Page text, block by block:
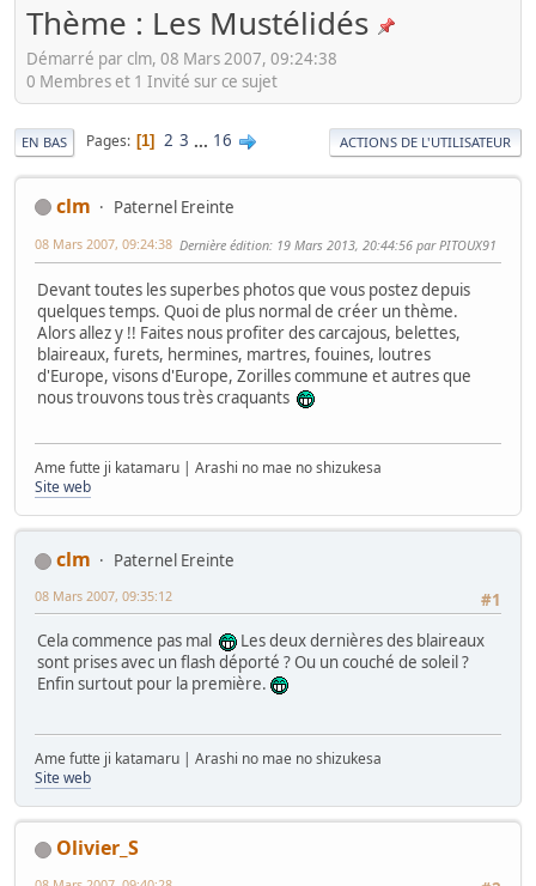
Thème : Les Mustélidés
Démarré par clm, 08 Mars 2007, 09:24:38
0 Membres et 1 Invité sur ce sujet
EN BAS Pages 1 2 3 ... 16 ACTIONS DE L'UTILISATEUR
clm Paternel Ereinte
08 Mars 2007, 09:24:38 Dernière édition: 19 Mars 2013, 20:44:56 par PITOUX91
Devant toutes les superbes photos que vous postez depuis
quelques temps. Quoi de plus normal de créer un thème.
Alors allez y !! Faites nous profiter des carcajous, belettes,
blaireaux, furets, hermines, martres, fouines, loutres
d'Europe, visons d'Europe, Zorilles commune et autres que
nous trouvons tous très craquants
Ame futte ji katamaru | Arashi no mae no shizukesa
Site web
clm
Paternel Ereinte
#1
08 Mars 2007, 09:35:12
Cela commence pas mal
Les deux dernières des blaireaux
sont prises avec un flash déporté ? Ou un couché de soleil ?
Enfin surtout pour la première.
Ame futte ji katamaru | Arashi no mae no shizukesa
Site web
Olivier_S